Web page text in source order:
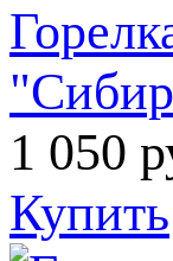
1 050
Купить